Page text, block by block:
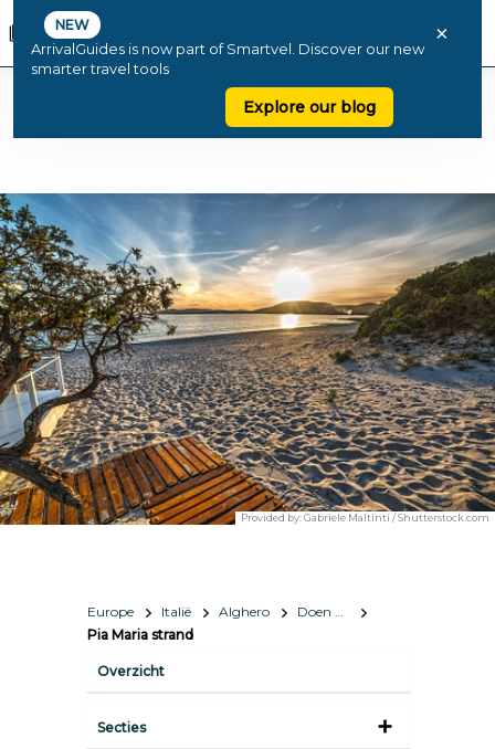
NEW
ArrivalGuides is now part of Smartvel. Discover our new
smarter travel tools
Explore our blog
×
Provided by:Gabriele Maltinti / Shutterstock.com
Europe Italië Alghero
Doen & zien
Pia Maria strand
Overzicht
Secties